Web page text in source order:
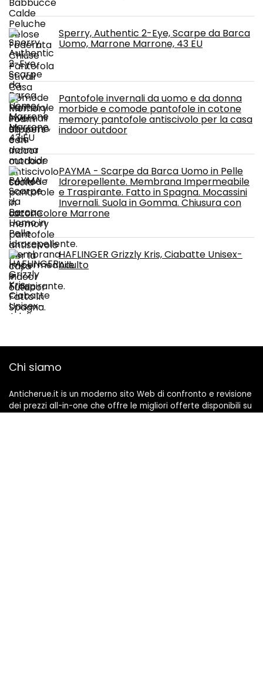
Sperry, Authentic 2-Eye, Scarpe da Barca
Uomo, Marrone Marrone, 43 EU
Pantofole invernali da uomo e da donna
morbide e comode pantofole in cotone
memory pantofole antiscivolo per la casa
indoor outdoor
PAYMA - Scarpe da Barca Uomo in Pelle
Idrorepellente. Membrana Impermeabile
e Traspirante. Fatto in Spagna. Mocassini
Invernali. Suola in Gomma. Chiusura con
Lacci. Colore Marrone
HAFLINGER Grizzly Kris, Ciabatte Unisex-
Adulto
Chi siamo
Anticherue.it is un moderno sito Web di confronto e revisione
dei prezzi all-in-one che offre le migliori offerte disponibili su